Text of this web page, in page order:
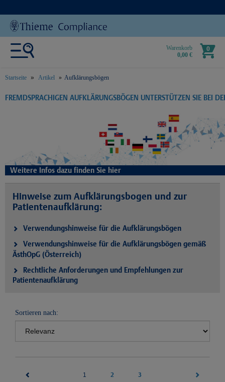
Warenkorb
0,00 €
0
Startseite Artikel Aufklärungsbögen
text.skipToContent
text.skipToNavigation
FREMDSPRACHIGEN AUFKLÄRUNGSBÖGEN UNTERSTÜTZEN SIE BEI
Weitere Infos dazu finden Sie hier
Hinweise zum Aufklärungsbogen und zur
Patientenaufklärung:
Verwendungshinweise für die Aufklärungsbögen
Verwendungshinweise für die Aufklärungsbögen gemäß
ÄsthOpG (Österreich)
Rechtliche Anforderungen und Empfehlungen zur
Patientenaufklärung
Sortieren nach:
1 2 3